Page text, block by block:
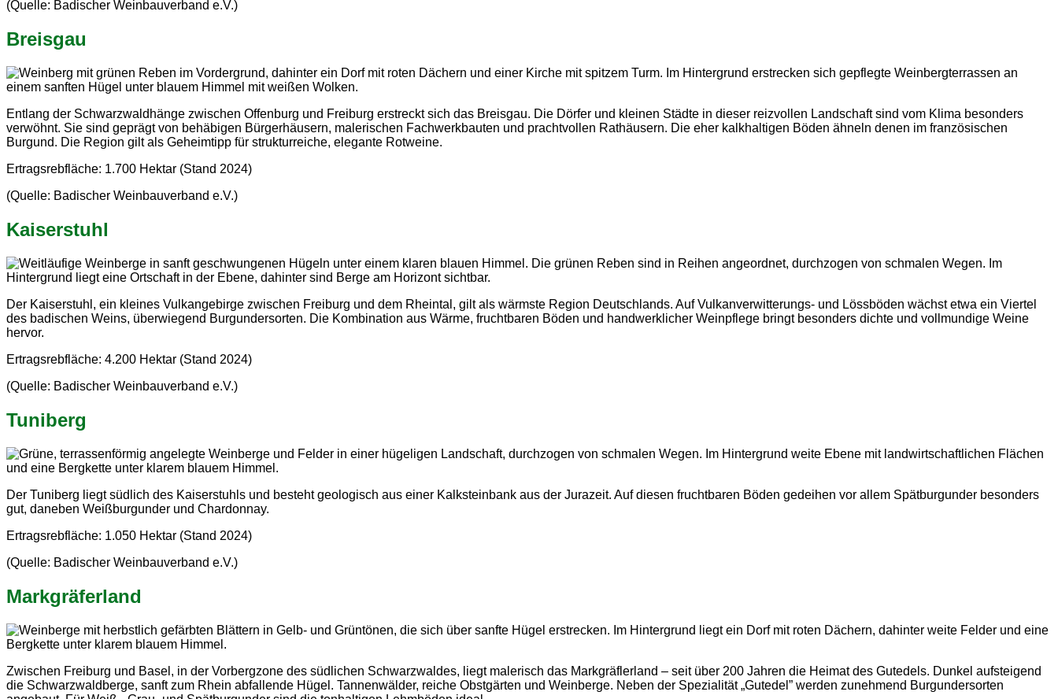
(Quelle: Badischer Weinbauverband e.V.)
Breisgau
Entlang der Schwarzwaldhänge zwischen Offenburg und Freiburg erstreckt sich das Breisgau. Die Dörfer und kleinen Städte in dieser reizvollen Landschaft sind vom Klima besonders
verwöhnt. Sie sind geprägt von behäbigen Bürgerhäusern, malerischen Fachwerkbauten und prachtvollen Rathäusern. Die eher kalkhaltigen Böden ähneln denen im französischen
Burgund. Die Region gilt als Geheimtipp für strukturreiche, elegante Rotweine.
Ertragsrebfläche: 1.700 Hektar (Stand 2024)
(Quelle: Badischer Weinbauverband e.V.)
Kaiserstuhl
Der Kaiserstuhl, ein kleines Vulkangebirge zwischen Freiburg und dem Rheintal, gilt als wärmste Region Deutschlands. Auf Vulkanverwitterungs- und Lössböden wächst etwa ein Viertel
des badischen Weins, überwiegend Burgundersorten. Die Kombination aus Wärme, fruchtbaren Böden und handwerklicher Weinpflege bringt besonders dichte und vollmundige Weine
hervor.
Ertragsrebfläche: 4.200 Hektar (Stand 2024)
(Quelle: Badischer Weinbauverband e.V.)
Tuniberg
Der Tuniberg liegt südlich des Kaiserstuhls und besteht geologisch aus einer Kalksteinbank aus der Jurazeit. Auf diesen fruchtbaren Böden gedeihen vor allem Spätburgunder besonders
gut, daneben Weißburgunder und Chardonnay.
Ertragsrebfläche: 1.050 Hektar (Stand 2024)
(Quelle: Badischer Weinbauverband e.V.)
Markgräferland
Zwischen Freiburg und Basel, in der Vorbergzone des südlichen Schwarzwaldes, liegt malerisch das Markgräflerland – seit über 200 Jahren die Heimat des Gutedels. Dunkel aufsteigend
die Schwarzwaldberge, sanft zum Rhein abfallende Hügel. Tannenwälder, reiche Obstgärten und Weinberge. Neben der Spezialität „Gutedel” werden zunehmend Burgundersorten